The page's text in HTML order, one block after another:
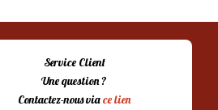
Service Client
Une question ?
Contactez-nous viace lien